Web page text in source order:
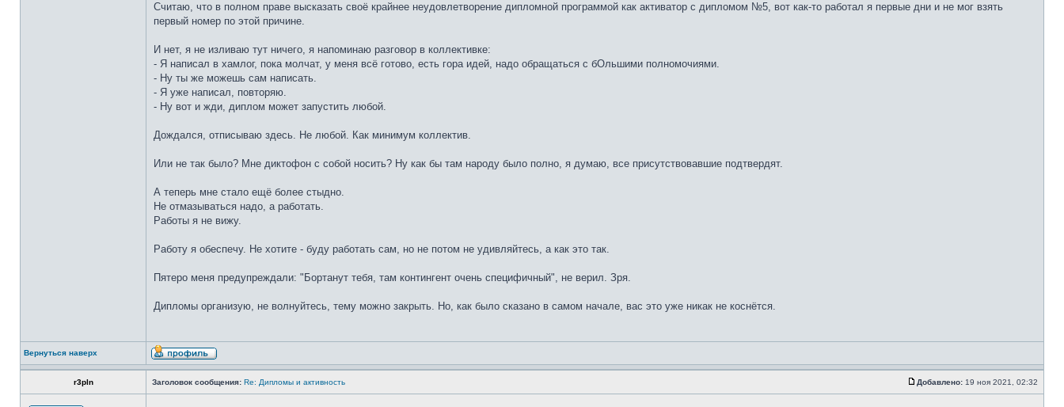
Считаю, что в полном праве высказать своё крайнее неудовлетворение дипломной программой как активатор с дипломом №5, вот как-то работал я первые дни и не мог взять
первый номер по этой причине.
И нет, я не изливаю тут ничего, я напоминаю разговор в коллективке:
- Я написал в хамлог, пока молчат, у меня всё готово, есть гора идей, надо обращаться с бОльшими полномочиями.
- Ну ты же можешь сам написать.
- Я уже написал, повторяю.
- Ну вот и жди, диплом может запустить любой.
Дождался, отписываю здесь. Не любой. Как минимум коллектив.
Или не так было? Мне диктофон с собой носить? Ну как бы там народу было полно, я думаю, все присутствовавшие подтвердят.
А теперь мне стало ещё более стыдно.
Не отмазываться надо, а работать.
Работы я не вижу.
Работу я обеспечу. Не хотите - буду работать сам, но не потом не удивляйтесь, а как это так.
Пятеро меня предупреждали: "Бортанут тебя, там контингент очень специфичный", не верил. Зря.
Дипломы организую, не волнуйтесь, тему можно закрыть. Но, как было сказано в самом начале, вас это уже никак не коснётся.
Вернуться наверх
r3pln Заголовок сообщения: Re: Дипломы и активность Добавлено: 19 ноя 2021, 02:32